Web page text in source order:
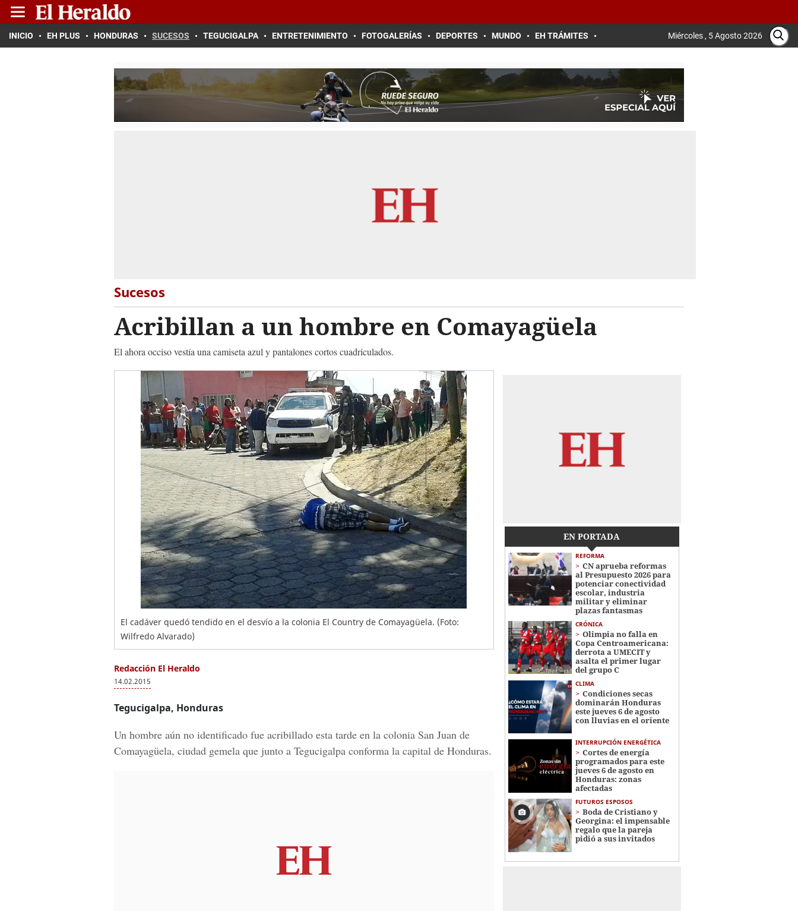
INICIO EH PLUS HONDURAS SUCESOS TEGUCIGALPA ENTRETENIMIENTO FOTOGALERÍAS DEPORTES MUNDO EH TRÁMITES Miércoles , 5 Agosto 2026
Sucesos
Acribillan a un hombre en Comayagüela
El ahora occiso vestía una camiseta azul y pantalones cortos cuadriculados.
El cadáver quedó tendido en el desvío a la colonia El Country de Comayagüela. (Foto:
Wilfredo Alvarado)
Redacción El Heraldo
14.02.2015
Tegucigalpa, Honduras
Un hombre aún no identificado fue acribillado esta tarde en la colonia San Juan de
Comayagüela, ciudad gemela que junto a Tegucigalpa conforma la capital de Honduras.
EN PORTADA
REFORMA
CN aprueba reformas
al Presupuesto 2026 para
potenciar conectividad
escolar, industria
militar y eliminar
plazas fantasmas
CRÓNICA
Olimpia no falla en
Copa Centroamericana:
derrota a UMECIT y
asalta el primer lugar
del grupo C
CLIMA
Condiciones secas
dominarán Honduras
este jueves 6 de agosto
con lluvias en el oriente
INTERRUPCIÓN ENERGÉTICA
Cortes de energía
programados para este
jueves 6 de agosto en
Honduras: zonas
afectadas
FUTUROS ESPOSOS
Boda de Cristiano y
Georgina: el impensable
regalo que la pareja
pidió a sus invitados